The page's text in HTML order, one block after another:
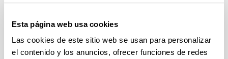
Esta página web usa cookies
Las cookies de este sitio web se usan para personalizar
el contenido y los anuncios, ofrecer funciones de redes
Perfeccionamiento de Personal Investigador Doctor,
Gobierno Vasco 2026-2029
Plazo de presentación cerrado: 19/06/2026 - 20/07/2026